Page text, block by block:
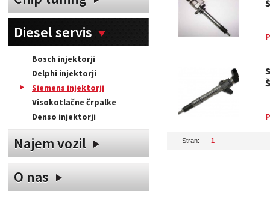
Diesel servis
Bosch injektorji
Delphi injektorji
Siemens injektorji
Visokotlačne črpalke
Denso injektorji
Najem vozil
O nas
Stran: 1